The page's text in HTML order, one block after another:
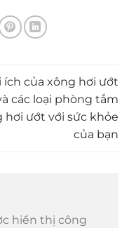
ích của xông hơi ướt
các loại phòng tắm
hơi ướt với sức khỏe
của bạn
hiển thị công